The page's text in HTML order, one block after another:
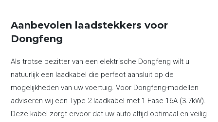
Aanbevolen laadstekkers voor
Dongfeng
Als trotse bezitter van een elektrische Dongfeng wilt u
natuurlijk een laadkabel die perfect aansluit op de
mogelijkheden van uw voertuig. Voor Dongfeng-modellen
adviseren wij een Type 2 laadkabel met 1 Fase 16A (3.7kW).
Deze kabel zorgt ervoor dat uw auto altijd optimaal en veilig